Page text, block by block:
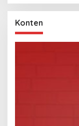
Konten